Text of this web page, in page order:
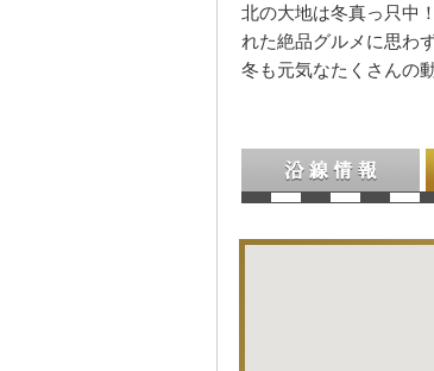
北の大地は冬真っ只中
れた絶品グルメに思わ
冬も元気なたくさんの
沿線情報